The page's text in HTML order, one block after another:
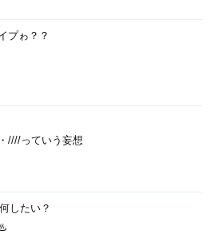
プゎ？？
////っていう妄想
したい？